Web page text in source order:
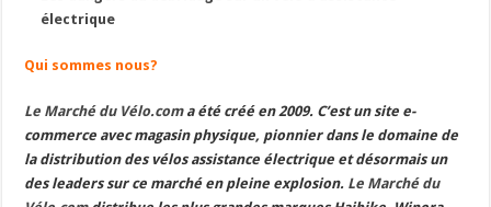
électrique
Qui sommes nous?
Le Marché du Vélo.com a été créé en 2009. C’est un site e-
commerce avec magasin physique, pionnier dans le domaine de
la distribution des vélos assistance électrique et désormais un
des leaders sur ce marché en pleine explosion. Le Marché du